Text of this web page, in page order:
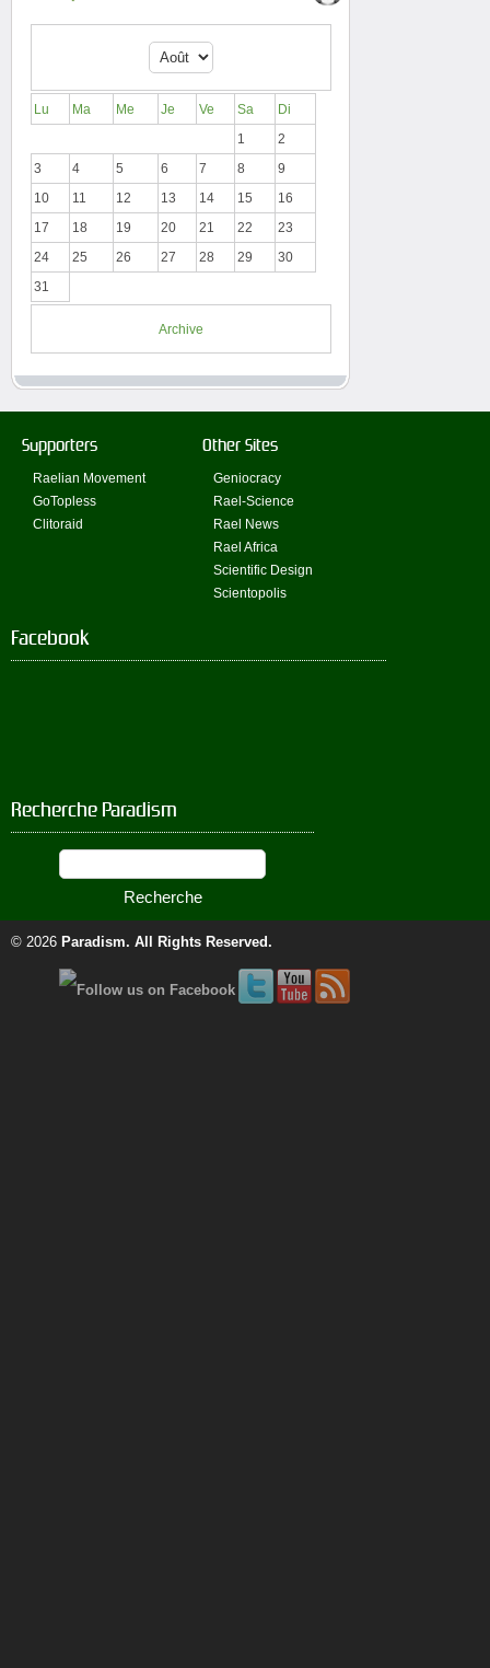
Lu Ma Me Je Ve Sa
Di
1
2
3
4 5 6 7 8
9
10
11 12 13 14 15
16
17
18 19 20 21 22
23
24
25 26 27 28 29
30
31
Archive
Supporters
Raelian Movement
GoTopless
Clitoraid
Other Sites
Geniocracy
Rael-Science
Rael News
Rael Africa
Scientific Design
Scientopolis
Facebook
Recherche Paradism
© 2026 Paradism. All Rights Reserved.